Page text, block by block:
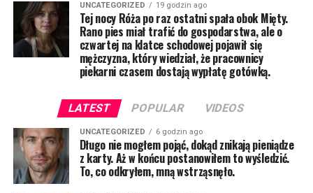
UNCATEGORIZED 19 godzin ago
Tej nocy Róża po raz ostatni spała obok Mięty.
Rano pies miał trafić do gospodarstwa, ale o
czwartej na klatce schodowej pojawił się
mężczyzna, który wiedział, że pracownicy
piekarni czasem dostają wypłatę gotówką.
LATEST POPULAR VIDEOS
UNCATEGORIZED 6 godzin ago
Długo nie mogłem pojąć, dokąd znikają pieniądze
z karty. Aż w końcu postanowiłem to wyśledzić.
To, co odkryłem, mną wstrząsnęło.